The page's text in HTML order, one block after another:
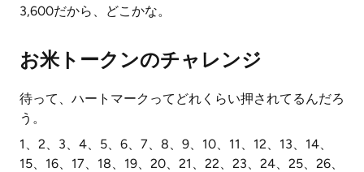
3,600だから、どこかな。
お米トークンのチャレンジ
待って、ハートマークってどれくらい押されてるんだろ
う。
1、2、3、4、5、6、7、8、9、10、11、12、13、14、
15、16、17、18、19、20、21、22、23、24、25、26、